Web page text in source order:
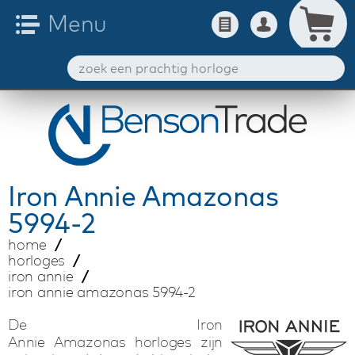
Iron AnnieAmazonas
5994-2
home
horloges
iron annie
iron annie amazonas 5994-2
De Iron
Annie Amazonas horloges zijn